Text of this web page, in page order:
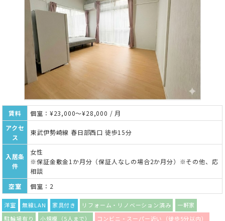
賃料
個室：¥23,000～¥28,000 / 月
アクセ
ス
東武伊勢崎線 春日部西口 徒歩15分
入居条
件
女性
※保証金敷金1か月分（保証人なしの場合2か月分）※その他、応
相談
空室
個室：2
洋室 無線LAN 家具付き リフォーム・リノベーション済み
一軒家
駐輪場有り
小規模（5人まで）
コンビニ・スーパー近い（徒歩5分以内）